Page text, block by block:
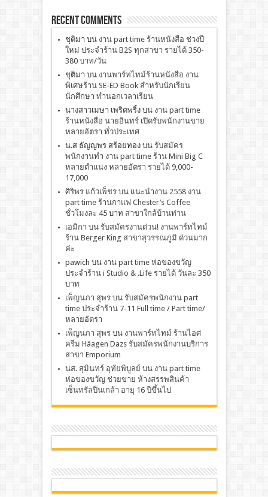
Recent Comments
ชุติมา บน งาน part time ร้านหนังสือ ช่วงปี
ใหม่ ประจำร้าน B2S ทุกสาขา รายได้ 350-
380 บาท/วัน
ชุติมา บน งานพาร์ทไทม์ร้านหนังสือ งาน
พิเศษร้าน SE-ED Book สำหรับนักเรียน
นักศึกษา ทำนอกเวลาเรียน
นางสาวเมษา เพริดพริ้งบน งาน part time
ร้านหนังสือ นายอินทร์ เปิดรับพนักงานขาย
หลายอัตรา ทั่วประเทศ
น.ส ธัญญพร สร้อยทองบน รับสมัคร
พนักงานทำ งาน part time ร้าน Mini Big C
หลายตำแน่ง หลายอัตรา รายได้ 9,000-
17,000
ศิริพร แก้วเพ็ชรบน เเนะนำงาน 2558 งาน
part time ร้านกาแฟ Chester’s Coffee
ชั่วโมงละ 45 บาท สาขาใกล้บ้านท่าน
เอมิกา บน รับสมัครงานด่วน! งานพาร์ทไทม์
ร้าน Berger King สาขาสุวรรณภูมิ ด่วนมาก
ค่ะ
pawich บน งาน part time ห่อของขวัญ
ประจำร้าน i Studio & .Life รายได้ วันละ 350
บาท
เพ็ญนภา สุพรบน รับสมัครพนักงาน part
time ประจำร้าน 7-11 Full time / Part time/
หลายอัตรา
เพ็ญนภา สุพรบน งานพาร์ทไทม์ ร้านไอศ
ครีม Häagen Dazs รับสมัครพนักงานบริการ
สาขา Emporium
นส. สุมินทร์ อุทัยพิบูลย์ บน งาน part time
ห่อของขวัญ ช่วยขาย ห้างสรรพสินค้า
เซ็นทรัลปิ่นเกล้า อายุ 16 ปีขึ้นไป